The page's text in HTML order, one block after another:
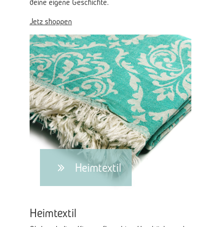
deine eigene Geschichte.
Jetz shoppen
Heimtextil
Heimtextil